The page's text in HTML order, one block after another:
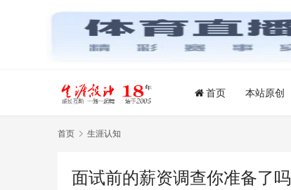
首页 本站原创
首页 生涯认知
面试前的薪资调查你准备了吗